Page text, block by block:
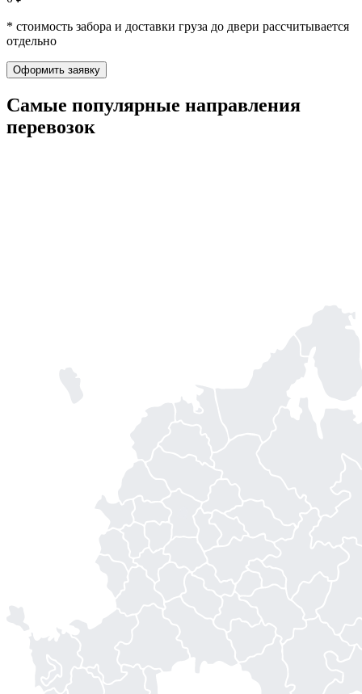
* стоимость забора и доставки груза до двери рассчитывается
отдельно
Оформить заявку
Самые популярные направления
перевозок